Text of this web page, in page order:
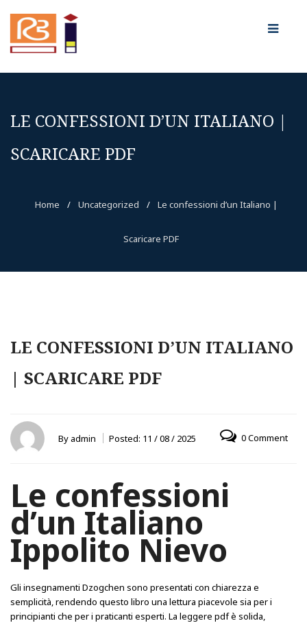
LE CONFESSIONI D’UN ITALIANO |
SCARICARE PDF
Home / Uncategorized / Le confessioni d’un Italiano |
Scaricare PDF
LE CONFESSIONI D’UN ITALIANO
| SCARICARE PDF
By admin Posted: 11 / 08 / 2025 0 Comment
Le confessioni
d’un Italiano
Ippolito Nievo
Gli insegnamenti Dzogchen sono presentati con chiarezza e
semplicità, rendendo questo libro una lettura piacevole sia per i
principianti che per i praticanti esperti. La leggere pdf è solida,